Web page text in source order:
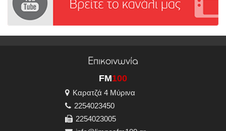
Επικοινωνία
FM100
Καρατζά 4 Μύρινα
2254023450
2254023005